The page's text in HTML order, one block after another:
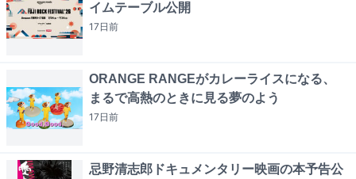
イムテーブル公開
17日前
ORANGE RANGEがカレーライスになる、
まるで高熱のときに見る夢のよう
17日前
忌野清志郎ドキュメンタリー映画の本予告公